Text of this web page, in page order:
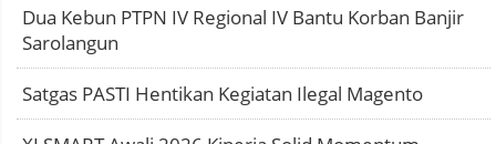
Dua Kebun PTPN IV Regional IV Bantu Korban Banjir
Sarolangun
Satgas PASTI Hentikan Kegiatan Ilegal Magento